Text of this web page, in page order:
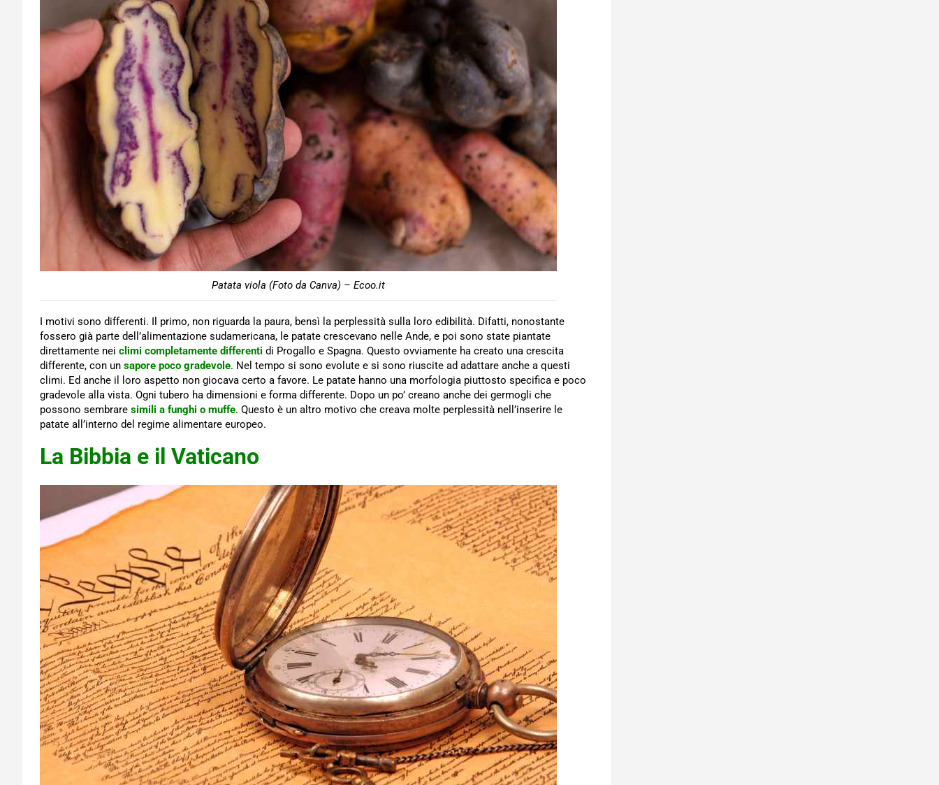
Patata viola (Foto da Canva) – Ecoo.it
I motivi sono differenti. Il primo, non riguarda la paura, bensì la perplessità sulla loro edibilità. Difatti, nonostante
fossero già parte dell’alimentazione sudamericana, le patate crescevano nelle Ande, e poi sono state piantate
direttamente nei climi completamente differenti di Progallo e Spagna. Questo ovviamente ha creato una crescita
differente, con un sapore poco gradevole. Nel tempo si sono evolute e si sono riuscite ad adattare anche a questi
climi. Ed anche il loro aspetto non giocava certo a favore. Le patate hanno una morfologia piuttosto specifica e poco
gradevole alla vista. Ogni tubero ha dimensioni e forma differente. Dopo un po’ creano anche dei germogli che
possono sembrare simili a funghi o muffe. Questo è un altro motivo che creava molte perplessità nell’inserire le
patate all’interno del regime alimentare europeo.
La Bibbia e il Vaticano